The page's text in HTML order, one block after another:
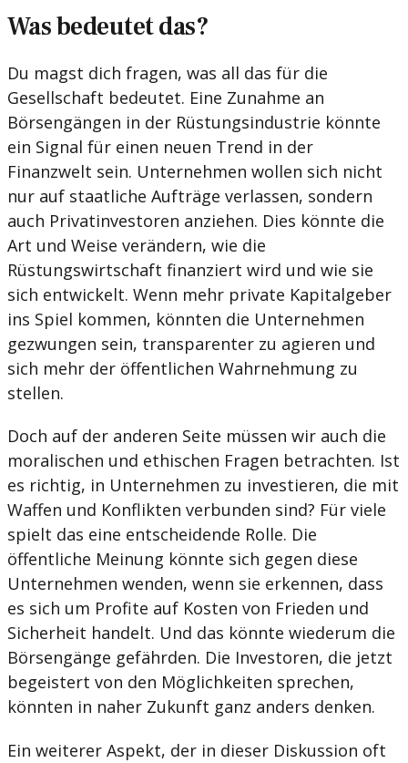
Was bedeutet das?
Du magst dich fragen, was all das für die
Gesellschaft bedeutet. Eine Zunahme an
Börsengängen in der Rüstungsindustrie könnte
ein Signal für einen neuen Trend in der
Finanzwelt sein. Unternehmen wollen sich nicht
nur auf staatliche Aufträge verlassen, sondern
auch Privatinvestoren anziehen. Dies könnte die
Art und Weise verändern, wie die
Rüstungswirtschaft finanziert wird und wie sie
sich entwickelt. Wenn mehr private Kapitalgeber
ins Spiel kommen, könnten die Unternehmen
gezwungen sein, transparenter zu agieren und
sich mehr der öffentlichen Wahrnehmung zu
stellen.
Doch auf der anderen Seite müssen wir auch die
moralischen und ethischen Fragen betrachten. Ist
es richtig, in Unternehmen zu investieren, die mit
Waffen und Konflikten verbunden sind? Für viele
spielt das eine entscheidende Rolle. Die
öffentliche Meinung könnte sich gegen diese
Unternehmen wenden, wenn sie erkennen, dass
es sich um Profite auf Kosten von Frieden und
Sicherheit handelt. Und das könnte wiederum die
Börsengänge gefährden. Die Investoren, die jetzt
begeistert von den Möglichkeiten sprechen,
könnten in naher Zukunft ganz anders denken.
Ein weiterer Aspekt, der in dieser Diskussion oft